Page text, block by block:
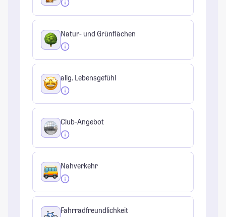
Natur- und Grünflächen
allg. Lebensgefühl
Club-Angebot
Nahverkehr
Fahrradfreundlichkeit